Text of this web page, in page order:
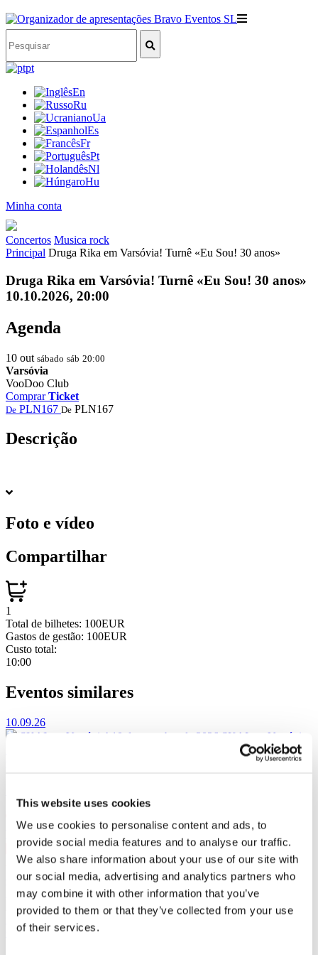
This website uses cookies
We use cookies to personalise content and ads, to
provide social media features and to analyse our traffic.
We also share information about your use of our site with
our social media, advertising and analytics partners who
may combine it with other information that you’ve
provided to them or that they’ve collected from your use
of their services.
pt
En
Ru
Ua
Es
Fr
Pt
Nl
Hu
Minha conta
Concertos Musica rock
Principal Druga Rika em Varsóvia! Turnê «Eu Sou! 30 anos»
Druga Rika em Varsóvia! Turnê «Eu Sou! 30 anos»
10.10.2026, 20:00
Agenda
10 out sábado sáb 20:00
Varsóvia
VooDoo Club
ComprarTicket
De PLN167 De PLN167
Descrição
Foto e vídeo
Compartilhar
1
Total de bilhetes: 100EUR
Gastos de gestão: 100EUR
Custo total:
10:00
Eventos similares
10.09.26
SKAI em Varsóvia! 10 de setembro de 2026 SKAI em Varsóvia
, VooDoo Club
PLN167
Comprar ticket
11.09.26
SKAI em Szczecin! 11 de setembro de 2026 SKAI em Szczecin
no Kosmos. 25 anos no palco.
Concertos